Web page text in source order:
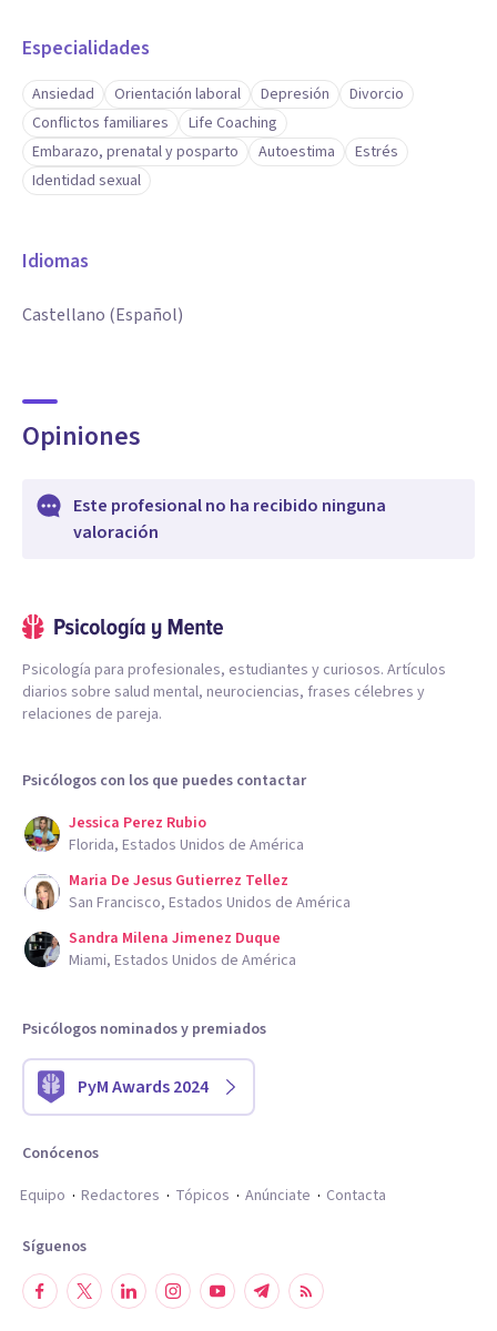
Especialidades
Ansiedad Orientación laboral Depresión
Divorcio
Conflictos familiares
Life Coaching
Embarazo, prenatal y posparto
Autoestima
Estrés
Identidad sexual
Idiomas
Castellano (Español)
Opiniones
Este profesional no ha recibido ninguna
valoración
Psicología para profesionales, estudiantes y curiosos. Artículos
diarios sobre salud mental, neurociencias, frases célebres y
relaciones de pareja.
Psicólogos con los que puedes contactar
Jessica Perez Rubio
Florida, Estados Unidos de América
Maria De Jesus Gutierrez Tellez
San Francisco, Estados Unidos de América
Sandra Milena Jimenez Duque
Miami, Estados Unidos de América
Psicólogos nominados y premiados
PyM Awards 2024
Conócenos
Equipo
Redactores Tópicos Anúnciate Contacta
Síguenos